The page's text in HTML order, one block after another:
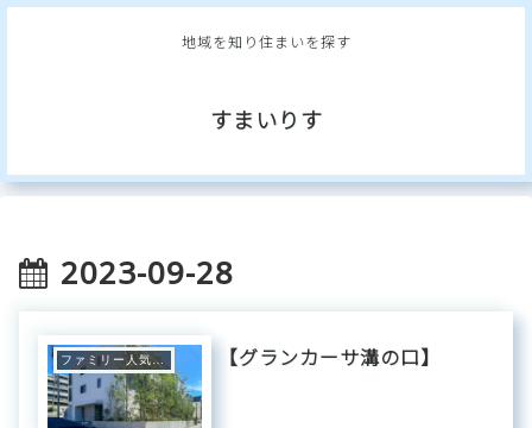
地域を知り住まいを探す
すまいりす
2023-09-28
ファミリー人気エリア 【グランカーサ溝の口】